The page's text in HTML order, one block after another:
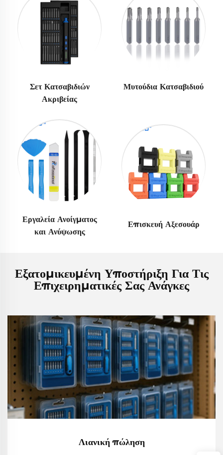
Σετ Κατσαβιδιών
Ακριβείας
Μυτούδια Κατσαβιδιού
Εργαλεία Ανοίγματος
και Ανύψωσης
Επισκευή Αξεσουάρ
Εξατομικευμένη Υποστήριξη Για Τις
Επιχειρηματικές Σας Ανάγκες
Λιανική πώληση